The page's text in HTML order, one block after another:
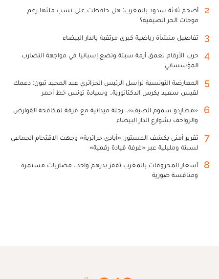
2
أضخم ثلاثة سدود بالمغرب: هل حافظت على نسب ملئها رغم
موجات الحر الصيفية؟
3 تفاصيل منشأة رياضية كبرى مرتقبة بالدار البيضاء
4
حرب الأرقام تعمق أزمة سبتة وتضع إسبانيا في مواجهة التضارب
المؤسساتي
5
المعارضة التونسية تراسل الرئيس الجزائري عبد المجيد تبون: دعمك
لقيس سعيد يكرس الدكتاتورية.. وسيادة تونس خط أحمر
6
«مطارِدو سموم الصيف».. رحلة ميدانية مع فرقة لمكافحة القوارض
والزواحف بشوارع الدار البيضاء
7
تقرير أمني يكشف المستور: «أيادي جزائرية» وجهت الاقتحام الجماعي
لسبتة ومليلية عبر «غرفة قيادة رقمية»
8
أسعار المحروقات بالمغرب تقفز بدرهم واحد.. مضاربات مستمرة
ومنافسة صورية